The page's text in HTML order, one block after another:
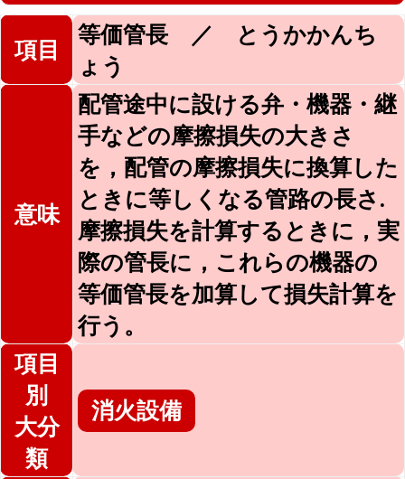
項目
等価管長 ／ とうかかんち
ょう
意味
配管途中に設ける弁・機器・継
手などの摩擦損失の大きさ
を，配管の摩擦損失に換算した
ときに等しくなる管路の長さ.
摩擦損失を計算するときに，実
際の管長に，これらの機器の
等価管長を加算して損失計算を
行う。
項目
別
大分
類
消火設備